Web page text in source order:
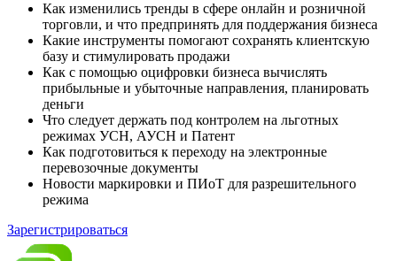
Как изменились тренды в сфере онлайн и розничной
торговли, и что предпринять для поддержания бизнеса
Какие инструменты помогают сохранять клиентскую
базу и стимулировать продажи
Как с помощью оцифровки бизнеса вычислять
прибыльные и убыточные направления, планировать
деньги
Что следует держать под контролем на льготных
режимах УСН, АУСН и Патент
Как подготовиться к переходу на электронные
перевозочные документы
Новости маркировки и ПИоТ для разрешительного
режима
Зарегистрироваться